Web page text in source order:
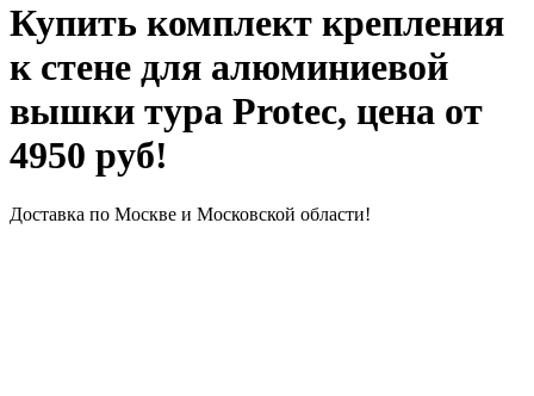
Купить комплект крепления
к стене для алюминиевой
вышки тура Protec, цена от
4950 руб!
Доставка по Москве и Московской области!